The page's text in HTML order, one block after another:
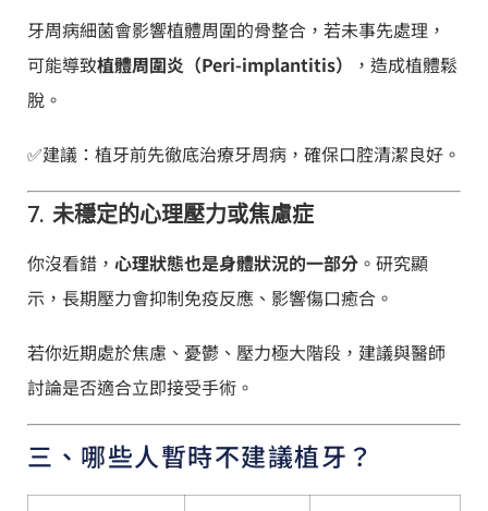
牙周病細菌會影響植體周圍的骨整合，若未事先處理，
可能導致植體周圍炎（Peri-implantitis）
，造成植體鬆
脫。
✅建議：植牙前先徹底治療牙周病，確保口腔清潔良好。
7. 未穩定的心理壓力或焦慮症
你沒看錯， 心理狀態也是身體狀況的一部分 。研究顯
示，長期壓力會抑制免疫反應、影響傷口癒合。
若你近期處於焦慮、憂鬱、壓力極大階段，建議與醫師
討論是否適合立即接受手術。
三、哪些人暫時不建議植牙？